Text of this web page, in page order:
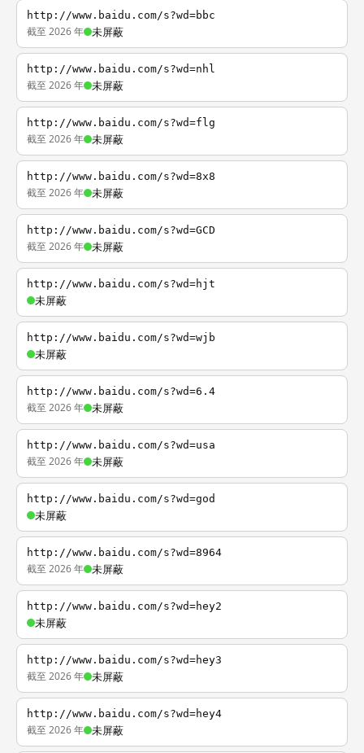
http://www.baidu.com/s?wd=bbc
截至 2026 年 未屏蔽
http://www.baidu.com/s?wd=nhl
截至 2026 年 未屏蔽
http://www.baidu.com/s?wd=flg
截至 2026 年 未屏蔽
http://www.baidu.com/s?wd=8x8
截至 2026 年 未屏蔽
http://www.baidu.com/s?wd=GCD
截至 2026 年 未屏蔽
http://www.baidu.com/s?wd=hjt
未屏蔽
http://www.baidu.com/s?wd=wjb
未屏蔽
http://www.baidu.com/s?wd=6.4
截至 2026 年 未屏蔽
http://www.baidu.com/s?wd=usa
截至 2026 年 未屏蔽
http://www.baidu.com/s?wd=god
未屏蔽
http://www.baidu.com/s?wd=8964
截至 2026 年 未屏蔽
http://www.baidu.com/s?wd=hey2
未屏蔽
http://www.baidu.com/s?wd=hey3
截至 2026 年 未屏蔽
http://www.baidu.com/s?wd=hey4
截至 2026 年 未屏蔽